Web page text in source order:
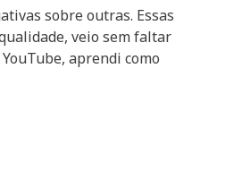
sobre outras. Essas
veio sem faltar
aprendi como